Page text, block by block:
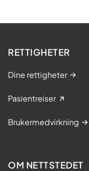
RETTIGHETER
Dine rettigheter
Pasientreiser
Brukermedvirkning
OM NETTSTEDET